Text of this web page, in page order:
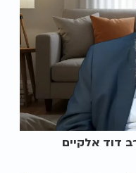
דוד אלקיים